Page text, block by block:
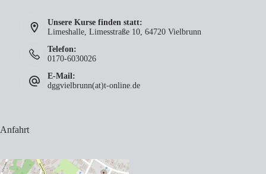
Unsere Kurse finden statt:
Limeshalle, Limesstraße 10, 64720 Vielbrunn
Telefon:
0170-6030026
E-Mail:
dggvielbrunn(at)t-online.de
Anfahrt